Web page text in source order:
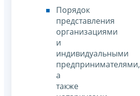
Порядок
представления
организациями
и
индивидуальными
предпринимателями,
а
также